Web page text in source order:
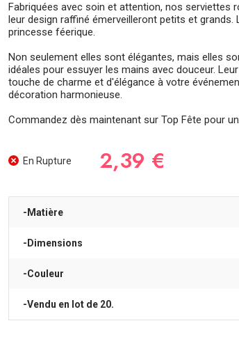
Fabriquées avec soin et attention, nos serviettes
leur design raffiné émerveilleront petits et
princesse féerique.
Non seulement elles sont élégantes, mais elles
idéales pour essuyer les mains avec douceur.
touche de charme et d'élégance à votre
décoration harmonieuse.
Commandez dès maintenant sur Top Fête pour
En Rupture 2,39 €
-Matière
-Dimensions
-Couleur
-Vendu en lot de 20.